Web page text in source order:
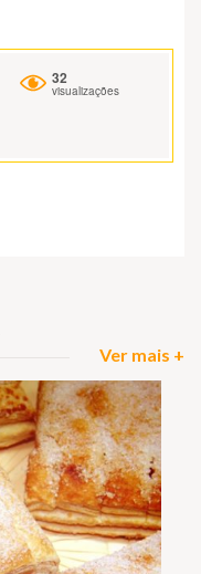
32
visualizações
Ver mais +